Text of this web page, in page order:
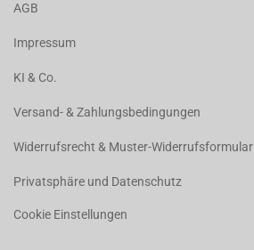
AGB
Impressum
KI & Co.
Versand- & Zahlungsbedingungen
Widerrufsrecht & Muster-Widerrufsformular
Privatsphäre und Datenschutz
Cookie Einstellungen